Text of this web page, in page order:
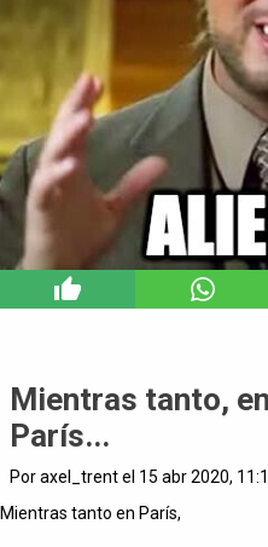
Mientras tanto,
París...
Por axel_trent el 15 abr 2020,
Mientras tanto en París,